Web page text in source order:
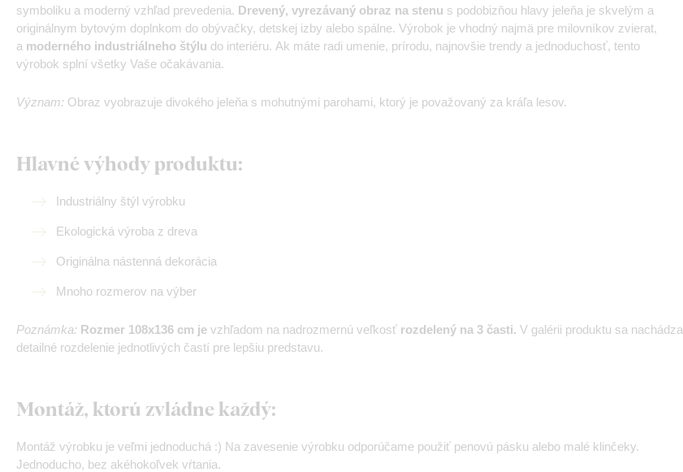
symboliku a moderný vzhľad prevedenia. Drevený, vyrezávaný obraz na stenu s podobizňou hlavy jeleňa je skvelým a
originálnym bytovým doplnkom do obývačky, detskej izby alebo spálne. Výrobok je vhodný najmä pre milovníkov zvierat,
a moderného industriálneho štýlu do interiéru. Ak máte radi umenie, prírodu, najnovšie trendy a jednoduchosť, tento
výrobok splní všetky Vaše očakávania.
Význam: Obraz vyobrazuje divokého jeleňa s mohutnými parohami, ktorý je považovaný za kráľa lesov.
Hlavné výhody produktu:
Industriálny štýl výrobku
Ekologická výroba z dreva
Originálna nástenná dekorácia
Mnoho rozmerov na výber
Poznámka: Rozmer 108x136 cm je vzhľadom na nadrozmernú veľkosť rozdelený na 3 časti. V galérii produktu sa nachádza
detailné rozdelenie jednotlivých častí pre lepšiu predstavu.
Montáž, ktorú zvládne každý:
Montáž výrobku je veľmi jednoduchá :) Na zavesenie výrobku odporúčame použiť penovú pásku alebo malé klinčeky.
Jednoducho, bez akéhokoľvek vŕtania.